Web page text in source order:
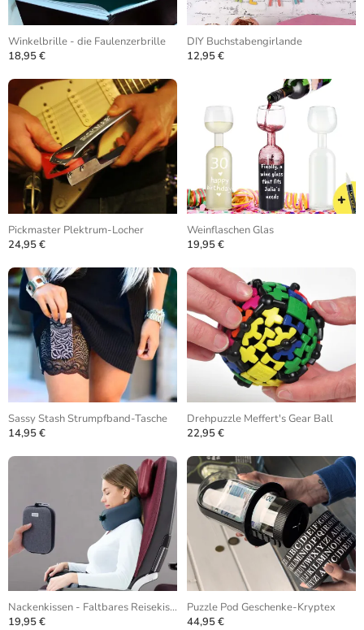
Winkelbrille - die Faulenzerbrille
18,95 €
DIY Buchstabengirlande
12,95 €
Pickmaster Plektrum-Locher
24,95 €
Weinflaschen Glas
19,95 €
Sassy Stash Strumpfband-Tasche
14,95 €
Drehpuzzle Meffert's Gear Ball
22,95 €
Nackenkissen - Faltbares Reisekissen
19,95 €
Puzzle Pod Geschenke-Kryptex
44,95 €